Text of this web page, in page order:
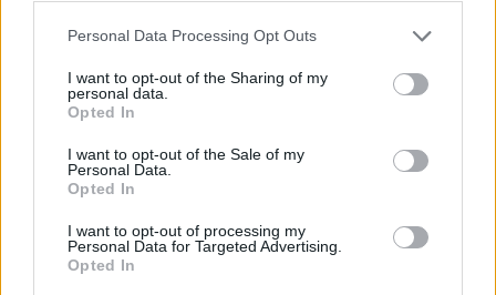
Personal Data Processing Opt Outs
I want to opt-out of the Sharing of my
personal data.
Opted In
I want to opt-out of the Sale of my
Personal Data.
Opted In
I want to opt-out of processing my
Personal Data for Targeted Advertising.
Opted In
csapott le a fogyasztóvédelem: minden ötödik
helyen gond volt a higiéniával
Az ellenőrzések a nyári szezon legforgalmasabb
helyszíneire koncentráltak, az ellenőrzött egységek 20